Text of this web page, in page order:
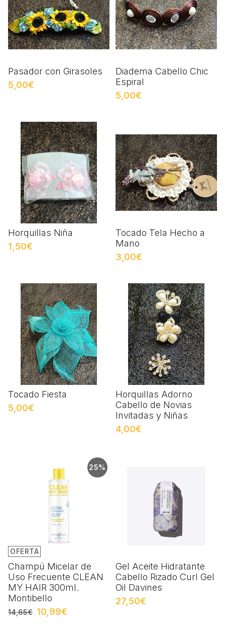
Pasador con Girasoles
5,00€
Diadema Cabello Chic
Espiral
5,00€
Horquillas Niña
1,50€
Tocado Tela Hecho a
Mano
3,00€
Tocado Fiesta
5,00€
Horquillas Adorno
Cabello de Novias
Invitadas y Niñas
4,00€
25%
OFERTA
Champú Micelar de
Uso Frecuente CLEAN
MY HAIR 300ml.
Montibello
14,65€ 10,99€
Gel Aceite Hidratante
Cabello Rizado Curl Gel
Oil Davines
27,50€